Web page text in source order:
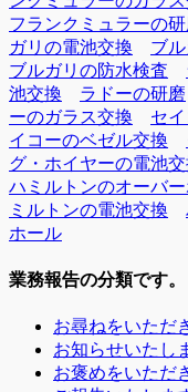
フランクミュラーの研
ガリの電池交換
ブ
ブルガリの防水検査
池交換
ラドーの研磨
ーのガラス交換
セ
イコーのベゼル交換
グ・ホイヤーの電池交
ハミルトンのオーバ
ミルトンの電池交換
ホール
業務報告の分類です。
お尋ねをいただ
お知らせいたし
お褒めをいただ